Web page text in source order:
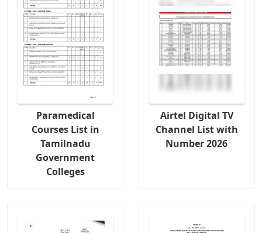
Paramedical
Courses List in
Tamilnadu
Government
Colleges
Airtel Digital TV
Channel List with
Number 2026